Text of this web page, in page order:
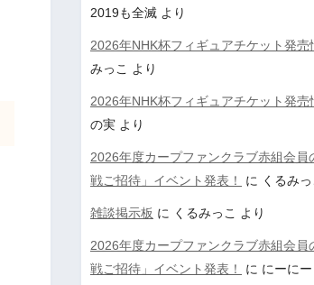
2019も全滅 より
2026年NHK杯フィギュアチケット発売
みっこ より
2026年NHK杯フィギュアチケット発売
の実 より
2026年度カープファンクラブ赤組会員
戦ご招待」イベント発表！
に くるみっ
雑談掲示板 に くるみっこ より
2026年度カープファンクラブ赤組会員
戦ご招待」イベント発表！
に にーにー